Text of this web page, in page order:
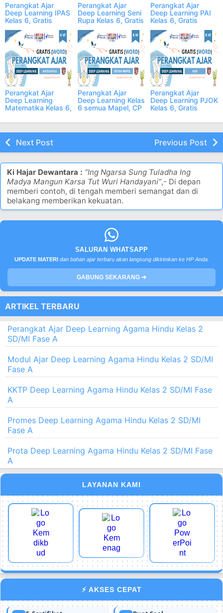
Perangkat Ajar
Deep Learning IPAS
Kelas 6, Gratis
Perangkat Ajar
Deep Learning Seni
Rupa Kelas 6, Gratis
Perangkat Ajar
Deep Learning PAI
Kelas 6, Gratis
Perangkat Ajar
Deep Learning
Matematika Kelas 6,
Perangkat Ajar
Deep Learning Kelas
6 semua Mapel, CP
Perangkat Ajar
Deep Learning PJOK
Kelas 6, Gratis
Next Post Previous Post
Ki Hajar Dewantara : “Ing Ngarsa Sung Tuladha Ing
Madya Mangun Karsa Tut Wuri Handayani”,- Di depan
memberi contoh, di tengah memberi semangat dan di
belakang memberikan kekuatan.
SALURAN WHATSAPP
UPDATE MATERI dan bahan ajar terbaru akan langsung dikirimkan ke HP Anda.
GABUNG SEKARANG ➔
ARTIKEL TERBARU
Perangkat Ajar Deep Learning Agama Hindu Kelas 2
SD/MI Fase A
Modul Ajar Deep Learning Agama Hindu Kelas 2 SD/MI
Fase A
KKTP Deep Learning Agama Hindu Kelas 2 SD/MI Fase
A
Promes Deep Learning Agama Hindu Kelas 2 SD/MI
Fase A
Prota Deep Learning Agama Hindu Kelas 2 SD/MI Fase
A
LAYANAN KAMI
⚡ AKSES CEPAT